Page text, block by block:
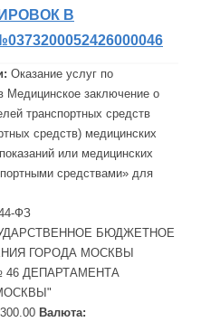
В
Оказание услуг по
Медицинское заключение о
транспортных средств
средств) медицинских
или медицинских
средствами» для
ФЗ
БЮДЖЕТНОЕ
ГОРОДА МОСКВЫ
ДЕПАРТАМЕНТА
Валюта: